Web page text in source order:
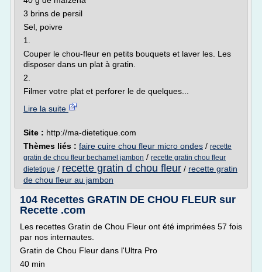
3 brins de persil
Sel, poivre
1.
Couper le chou-fleur en petits bouquets et laver les. Les
disposer dans un plat à gratin.
2.
Filmer votre plat et perforer le de quelques...
Lire la suite
Site : http://ma-dietetique.com
Thèmes liés : faire cuire chou fleur micro ondes / recette
gratin de chou fleur bechamel jambon / recette gratin chou fleur
dietetique / recette gratin d chou fleur / recette gratin
de chou fleur au jambon
104 Recettes GRATIN DE CHOU FLEUR sur
Recette .com
Les recettes Gratin de Chou Fleur ont été imprimées 57 fois
par nos internautes.
Gratin de Chou Fleur dans l'Ultra Pro
40 min